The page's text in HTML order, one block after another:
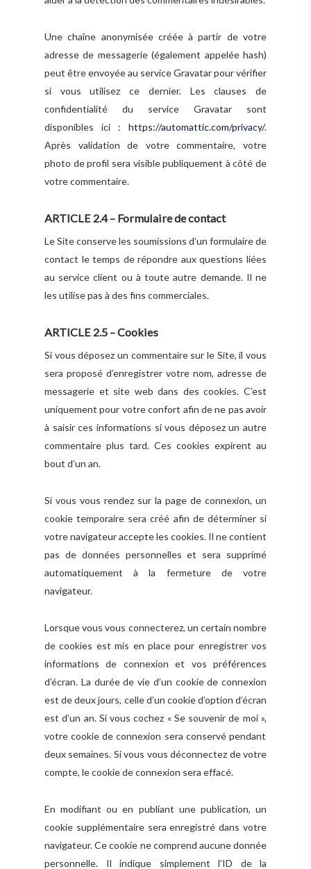
Une chaîne anonymisée créée à partir de votre
adresse de messagerie (également appelée hash)
peut être envoyée au service Gravatar pour vérifier
si vous utilisez ce dernier. Les clauses de
confidentialité du service Gravatar sont
disponibles ici : https://automattic.com/privacy/.
Après validation de votre commentaire, votre
photo de profil sera visible publiquement à côté de
votre commentaire.
ARTICLE 2.4 – Formulaire de contact
Le Site conserve les soumissions d’un formulaire de
contact le temps de répondre aux questions liées
au service client ou à toute autre demande. Il ne
les utilise pas à des fins commerciales.
ARTICLE 2.5 – Cookies
Si vous déposez un commentaire sur le Site, il vous
sera proposé d’enregistrer votre nom, adresse de
messagerie et site web dans des cookies. C’est
uniquement pour votre confort afin de ne pas avoir
à saisir ces informations si vous déposez un autre
commentaire plus tard. Ces cookies expirent au
bout d’un an.
Si vous vous rendez sur la page de connexion, un
cookie temporaire sera créé afin de déterminer si
votre navigateur accepte les cookies. Il ne contient
pas de données personnelles et sera supprimé
automatiquement à la fermeture de votre
navigateur.
Lorsque vous vous connecterez, un certain nombre
de cookies est mis en place pour enregistrer vos
informations de connexion et vos préférences
d’écran. La durée de vie d’un cookie de connexion
est de deux jours, celle d’un cookie d’option d’écran
est d’un an. Si vous cochez « Se souvenir de moi »,
votre cookie de connexion sera conservé pendant
deux semaines. Si vous vous déconnectez de votre
compte, le cookie de connexion sera effacé.
En modifiant ou en publiant une publication, un
cookie supplémentaire sera enregistré dans votre
navigateur. Ce cookie ne comprend aucune donnée
personnelle. Il indique simplement l’ID de la